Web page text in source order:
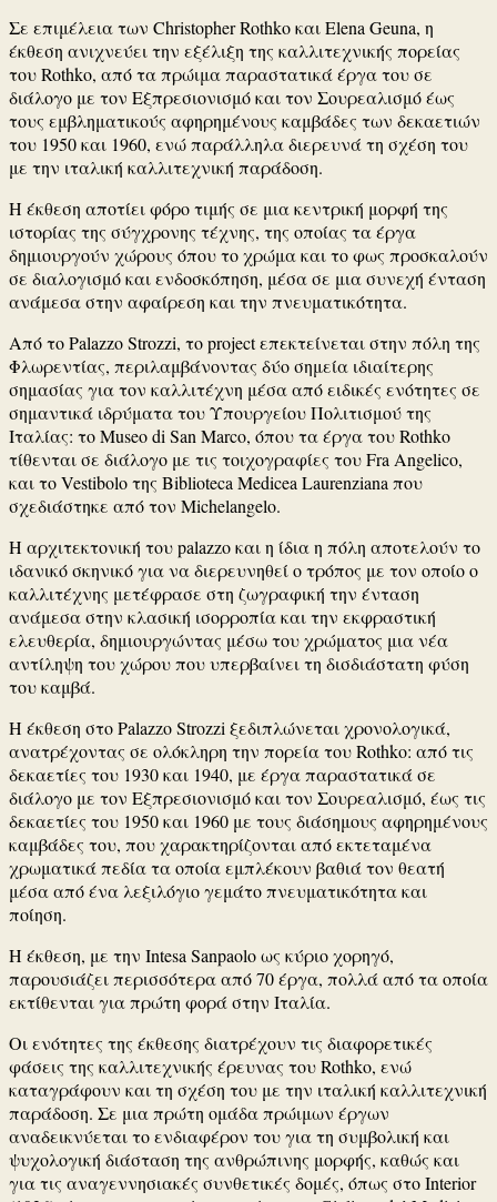
Σε επιμέλεια των Christopher RothkoκαιElena Geuna, η
έκθεση ανιχνεύει την εξέλιξη της καλλιτεχνικής πορείας
του Rothko, από τα πρώιμα παραστατικά έργα του σε
διάλογο με τον Εξπρεσιονισμό και τον Σουρεαλισμό έως
τους εμβληματικούς αφηρημένους καμβάδες των δεκαετιών
του 1950 και 1960, ενώ παράλληλα διερευνά τη σχέση του
με την ιταλική καλλιτεχνική παράδοση.
Η έκθεση αποτίει φόρο τιμής σε μια κεντρική μορφή της
ιστορίας της σύγχρονης τέχνης, της οποίας τα έργα
δημιουργούν χώρους όπου το χρώμα και το φως προσκαλούν
σε διαλογισμό και ενδοσκόπηση, μέσα σε μια συνεχή ένταση
ανάμεσα στην αφαίρεση και την πνευματικότητα.
Από το Palazzo Strozzi, το project επεκτείνεται στην πόλη της
Φλωρεντίας, περιλαμβάνοντας δύο σημεία ιδιαίτερης
σημασίας για τον καλλιτέχνη μέσα από ειδικές ενότητες σε
σημαντικά ιδρύματα του Υπουργείου Πολιτισμού της
Ιταλίας: τοMuseo di San Marco, όπου τα έργα του Rothko
τίθενται σε διάλογο με τις τοιχογραφίες τουFra Angelico,
και το Vestibolo της Biblioteca Medicea Laurenzianaπου
σχεδιάστηκε από τον Michelangelo.
Η αρχιτεκτονική του palazzo και η ίδια η πόλη αποτελούν το
ιδανικό σκηνικό για να διερευνηθεί ο τρόπος με τον οποίο ο
καλλιτέχνης μετέφρασε στη ζωγραφική την ένταση
ανάμεσα στην κλασική ισορροπία και την εκφραστική
ελευθερία, δημιουργώντας μέσω του χρώματος μια νέα
αντίληψη του χώρου που υπερβαίνει τη δισδιάστατη φύση
του καμβά.
Η έκθεση στο Palazzo Strozzi ξεδιπλώνεται χρονολογικά,
ανατρέχοντας σε ολόκληρη την πορεία του Rothko: από τις
δεκαετίες του 1930 και 1940, με έργα παραστατικά σε
διάλογο με τον Εξπρεσιονισμό και τον Σουρεαλισμό, έως τις
δεκαετίες του 1950 και 1960 με τους διάσημους αφηρημένους
καμβάδες του, που χαρακτηρίζονται από εκτεταμένα
χρωματικά πεδία τα οποία εμπλέκουν βαθιά τον θεατή
μέσα από ένα λεξιλόγιο γεμάτο πνευματικότητα και
ποίηση.
Η έκθεση, με την Intesa Sanpaoloως κύριο χορηγό,
παρουσιάζει περισσότερα από 70 έργα, πολλά από τα οποία
εκτίθενται για πρώτη φορά στην Ιταλία.
Οι ενότητες της έκθεσης διατρέχουν τις διαφορετικές
φάσεις της καλλιτεχνικής έρευνας του Rothko, ενώ
καταγράφουν και τη σχέση του με την ιταλική καλλιτεχνική
παράδοση. Σε μια πρώτη ομάδα πρώιμων έργων
αναδεικνύεται το ενδιαφέρον του για τη συμβολική και
ψυχολογική διάσταση της ανθρώπινης μορφής, καθώς και
για τις αναγεννησιακές συνθετικές δομές, όπως στοInterior